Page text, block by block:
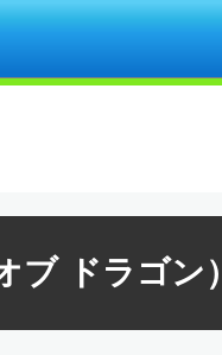
ブ ドラゴン）